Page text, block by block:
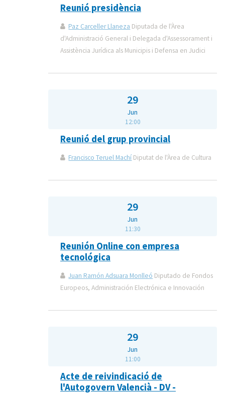
Reunió presidència
Paz Carceller Llaneza Diputada de l'Àrea
d'Administració General i Delegada d'Assessorament i
Assistència Jurídica als Municipis i Defensa en Judici
29
Jun
12:00
Reunió del grup provincial
Francisco Teruel Machí Diputat de l'Àrea de Cultura
29
Jun
11:30
Reunión Online con empresa
tecnológica
Juan Ramón Adsuara Monlleó Diputado de Fondos
Europeos, Administración Electrónica e Innovación
29
Jun
11:00
Acte de reivindicació de
l'Autogovern Valencià - DV -